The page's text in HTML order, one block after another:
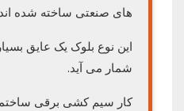
های صنعتی ساخته شده
این نوع بلوک یک عایق
شمار می آید.
کار سیم­ کشی برقی